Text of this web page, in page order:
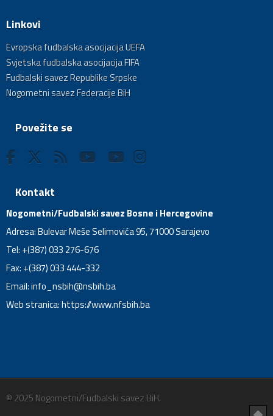
Linkovi
Evropska fudbalska asocijacija UEFA
Svjetska fudbalska asocijacija FIFA
Fudbalski savez Republike Srpske
Nogometni savez Federacije BiH
Povežite se
Kontakt
Nogometni/Fudbalski savez Bosne i Hercegovine
Adresa: Bulevar Meše Selimovića 95, 71000 Sarajevo
Tel: +(387) 033 276-676
Fax: +(387) 033 444-332
Email:info_nsbih@nsbih.ba
Web stranica: https://www.nfsbih.ba
© 2025 Nogometni/Fudbalski savez BiH.